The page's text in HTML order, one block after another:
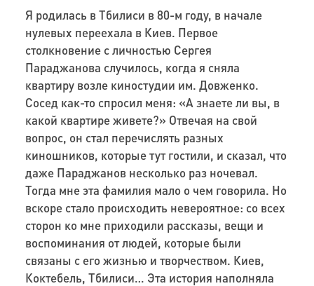
Я родилась в Тбилиси в 80-м году, в начале
нулевых переехала в Киев. Первое
столкновение с личностью Сергея
Параджанова случилось, когда я сняла
квартиру возле киностудии им. Довженко.
Сосед как-то спросил меня: «А знаете ли вы, в
какой квартире живете?» Отвечая на свой
вопрос, он стал перечислять разных
киношников, которые тут гостили, и сказал, что
даже Параджанов несколько раз ночевал.
Тогда мне эта фамилия мало о чем говорила. Но
вскоре стало происходить невероятное: со всех
сторон ко мне приходили рассказы, вещи и
воспоминания от людей, которые были
связаны с его жизнью и творчеством. Киев,
Коктебель, Тбилиси… Эта история наполняла